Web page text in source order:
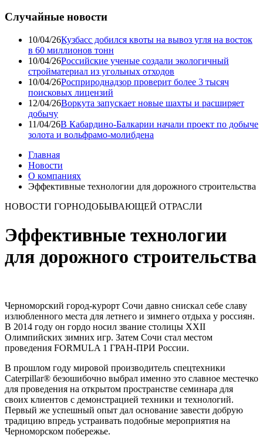
Случайные новости
10/04/26Кузбасс добился квоты на вывоз угля на восток
в 60 миллионов тонн
10/04/26Российские ученые создали экологичный
стройматериал из угольных отходов
10/04/26Росприроднадзор проверит более 3 тысяч
поисковых лицензий
12/04/26Воркута запускает новые шахты и расширяет
добычу
11/04/26В Кабардино-Балкарии начали проект по добыче
золота и вольфрамо-молибдена
Главная
Новости
О компаниях
Эффективные технологии для дорожного строительства
НОВОСТИ ГОРНОДОБЫВАЮЩЕЙ ОТРАСЛИ
Эффективные технологии
для дорожного строительства
Черноморский город-курорт Сочи давно снискал себе славу
излюбленного места для летнего и зимнего отдыха у россиян.
В 2014 году он гордо носил звание столицы XXII
Олимпийских зимних игр. Затем Сочи стал местом
проведения FORMULA 1 ГРАН-ПРИ России.
В прошлом году мировой производитель спецтехники
Caterpillar® безошибочно выбрал именно это славное местечко
для проведения на открытом пространстве семинара для
своих клиентов с демонстрацией техники и технологий.
Первый же успешный опыт дал основание завести добрую
традицию впредь устраивать подобные мероприятия на
Черноморском побережье.